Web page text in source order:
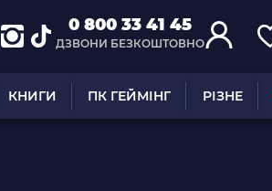
0 800 33 41 45
ДЗВОНИ БЕЗКОШТОВНО
КНИГИ ПК ГЕЙМІНГ РІЗНЕ